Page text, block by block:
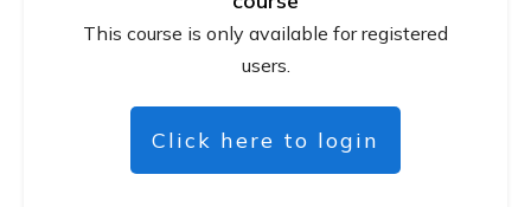
This course is only available for registered
users.
Click here to login